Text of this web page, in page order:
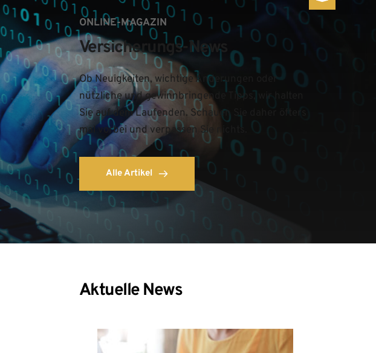
ONLINE-MAGAZIN
Versicherungs-News
Ob Neuigkeiten, wichtige Änderungen oder
nützliche und gewinnbringende Tipps, wir halten
Sie auf dem Laufenden. Schauen Sie daher öfters
mal vorbei und verpassen Sie nichts.
Alle Artikel
Aktuelle News